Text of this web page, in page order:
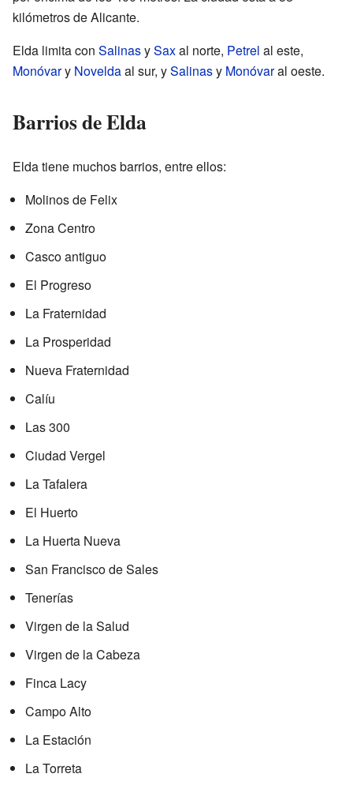
kilómetros de Alicante.
Elda limita con SalinasySaxal norte, Petrel al este,
Monóvary Noveldaal sur, ySalinasy Monóvaral oeste.
Barrios de Elda
Elda tiene muchos barrios, entre ellos:
Molinos de Felix
Zona Centro
Casco antiguo
El Progreso
La Fraternidad
La Prosperidad
Nueva Fraternidad
Calíu
Las 300
Ciudad Vergel
La Tafalera
El Huerto
La Huerta Nueva
San Francisco de Sales
Tenerías
Virgen de la Salud
Virgen de la Cabeza
Finca Lacy
Campo Alto
La Estación
La Torreta